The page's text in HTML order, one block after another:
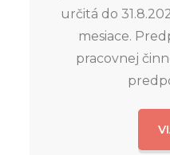
určitá do
mesiace.
pracovnej